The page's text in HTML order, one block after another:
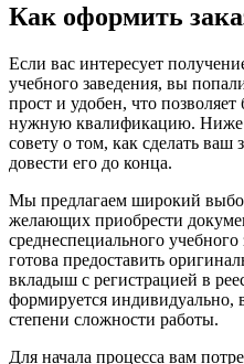
Как оформить
Если вас интересует
учебного заведения, вы
прост и удобен, что
нужную квалификацию. Ниже
совету о том, как сделать ваш
довести его до конца.
Мы предлагаем широкий
желающих приобрести
среднеспециального
готова предоставить
вкладыш с регистрацией в
формируется индивидуально,
степени сложности работы.
Для начала процесса вам